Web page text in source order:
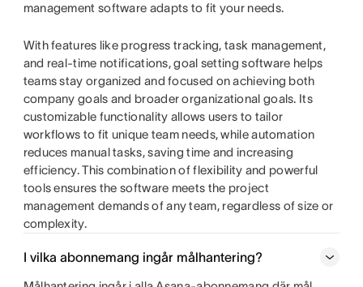
management software adapts to fit your needs.
With features like progress tracking, task management,
and real-time notifications, goal setting software helps
teams stay organized and focused on achieving both
company goals and broader organizational goals. Its
customizable functionality allows users to tailor
workflows to fit unique team needs, while automation
reduces manual tasks, saving time and increasing
efficiency. This combination of flexibility and powerful
tools ensures the software meets the project
management demands of any team, regardless of size or
complexity.
I vilka abonnemang ingår målhantering?